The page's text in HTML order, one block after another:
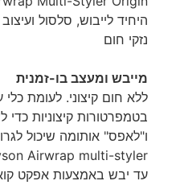
היחיד לייבוש, סלסול
נזקי חום
מייבש ומעצב בו-זמנית
ללא חום קיצוני. לעומת
בטמפרטורות קיצוניות
ו"לאפס" אותומה שיכול
עד יבש באמצעות אפקט